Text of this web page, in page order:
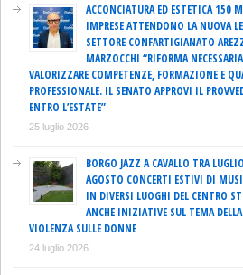
ACCONCIATURA ED ESTETICA 150
IMPRESE ATTENDONO LA NUOVA
SETTORE CONFARTIGIANATO
MARZOCCHI “RIFORMA
VALORIZZARE COMPETENZE, FORMAZIONE E
PROFESSIONALE. IL SENATO APPROVI IL
ENTRO L’ESTATE”
25 luglio 2026
BORGO JAZZ A CAVALLO TRA
AGOSTO CONCERTI ESTIVI DI
IN DIVERSI LUOGHI DEL CENTRO
ANCHE INIZIATIVE SUL TEMA DELLA
VIOLENZA SULLE DONNE
24 luglio 2026